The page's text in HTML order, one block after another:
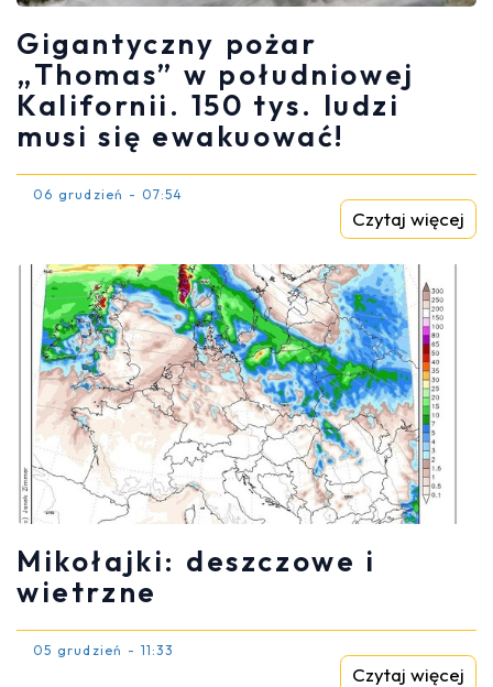
Gigantyczny pożar
„Thomas” w południowej
Kalifornii. 150 tys. ludzi
musi się ewakuować!
06 grudzień - 07:54
Czytaj więcej
Mikołajki: deszczowe i
wietrzne
05 grudzień - 11:33
Czytaj więcej